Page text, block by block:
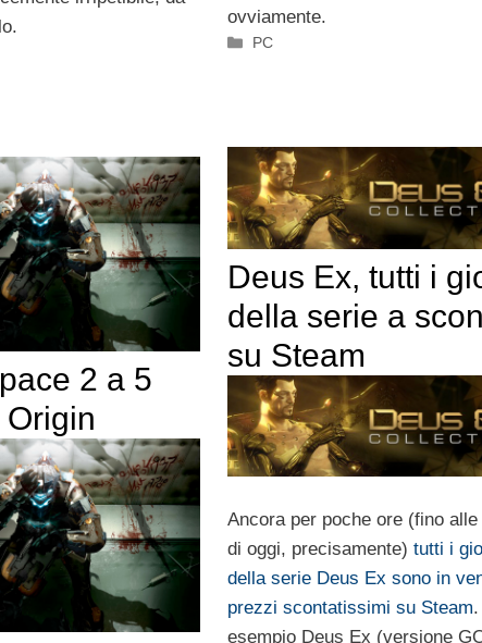
ovviamente.
Categorie
PC
Deus Ex, tutti i
della serie a
su Steam
Ancora per poche ore (fino alle
di oggi, precisamente) tutti i
della serie Deus Ex sono in
prezzi scontatissimi su Steam
esempio Deus Ex (versione
2 a 5